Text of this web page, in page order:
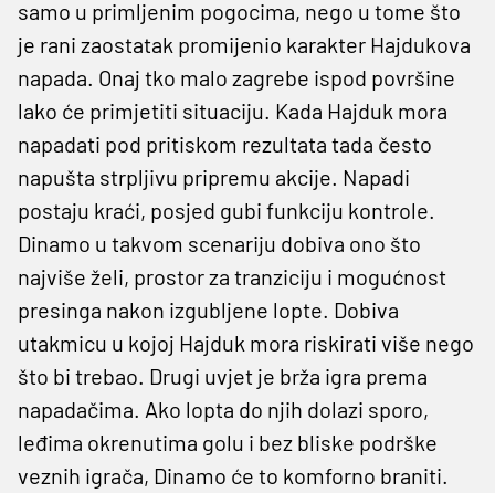
samo u primljenim pogocima, nego u tome što
je rani zaostatak promijenio karakter Hajdukova
napada. Onaj tko malo zagrebe ispod površine
lako će primjetiti situaciju. Kada Hajduk mora
napadati pod pritiskom rezultata tada često
napušta strpljivu pripremu akcije. Napadi
postaju kraći, posjed gubi funkciju kontrole.
Dinamo u takvom scenariju dobiva ono što
najviše želi, prostor za tranziciju i mogućnost
presinga nakon izgubljene lopte. Dobiva
utakmicu u kojoj Hajduk mora riskirati više nego
što bi trebao. Drugi uvjet je brža igra prema
napadačima. Ako lopta do njih dolazi sporo,
leđima okrenutima golu i bez bliske podrške
veznih igrača, Dinamo će to komforno braniti.